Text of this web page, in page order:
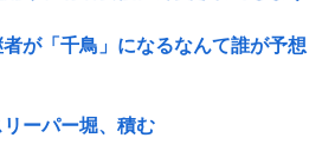
が「千鳥」になるなんて誰が予想
リーパー堀、積む